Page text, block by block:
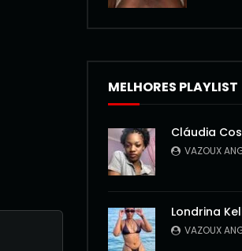
MELHORES PLAYLIST
Cláudia
VAZOUX
Londrina
VAZOUX